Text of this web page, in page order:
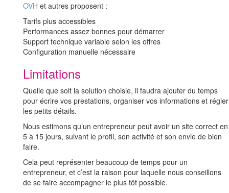
OVH et autres proposent :
Tarifs plus accessibles
Performances assez bonnes pour démarrer
Support technique variable selon les offres
Configuration manuelle nécessaire
Limitations
Quelle que soit la solution choisie, il faudra ajouter du temps
pour écrire vos prestations, organiser vos informations et régler
les petits détails.
Nous estimons qu’un entrepreneur peut avoir un site correct en
5 à 15 jours, suivant le profil, son activité et son envie de bien
faire.
Cela peut représenter beaucoup de temps pour un
entrepreneur, et c’est la raison pour laquelle nous conseillons
de se faire accompagner le plus tôt possible.